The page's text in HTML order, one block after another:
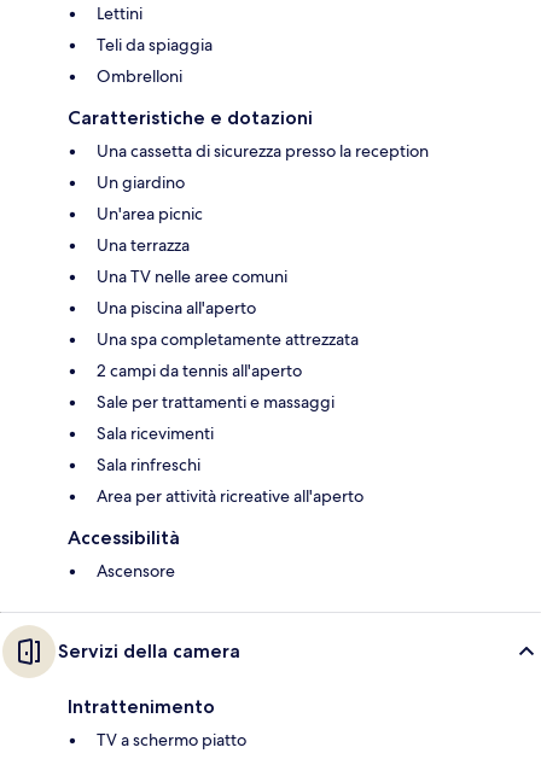
Lettini
Teli da spiaggia
Ombrelloni
Caratteristiche e dotazioni
Una cassetta di sicurezza presso la reception
Un giardino
Un'area picnic
Una terrazza
Una TV nelle aree comuni
Una piscina all'aperto
Una spa completamente attrezzata
2 campi da tennis all'aperto
Sale per trattamenti e massaggi
Sala ricevimenti
Sala rinfreschi
Area per attività ricreative all'aperto
Accessibilità
Ascensore
Servizi della camera
Intrattenimento
TV a schermo piatto